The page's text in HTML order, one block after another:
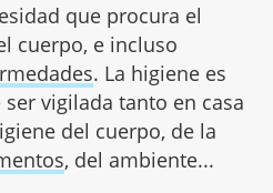
que procura el
cuerpo, e incluso
. La higiene es
vigilada tanto en casa
del cuerpo, de la
, del ambiente...